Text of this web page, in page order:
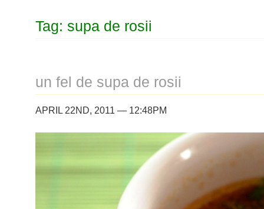
Tag: supa de rosii
un fel de supa de rosii
APRIL 22ND, 2011 — 12:48PM